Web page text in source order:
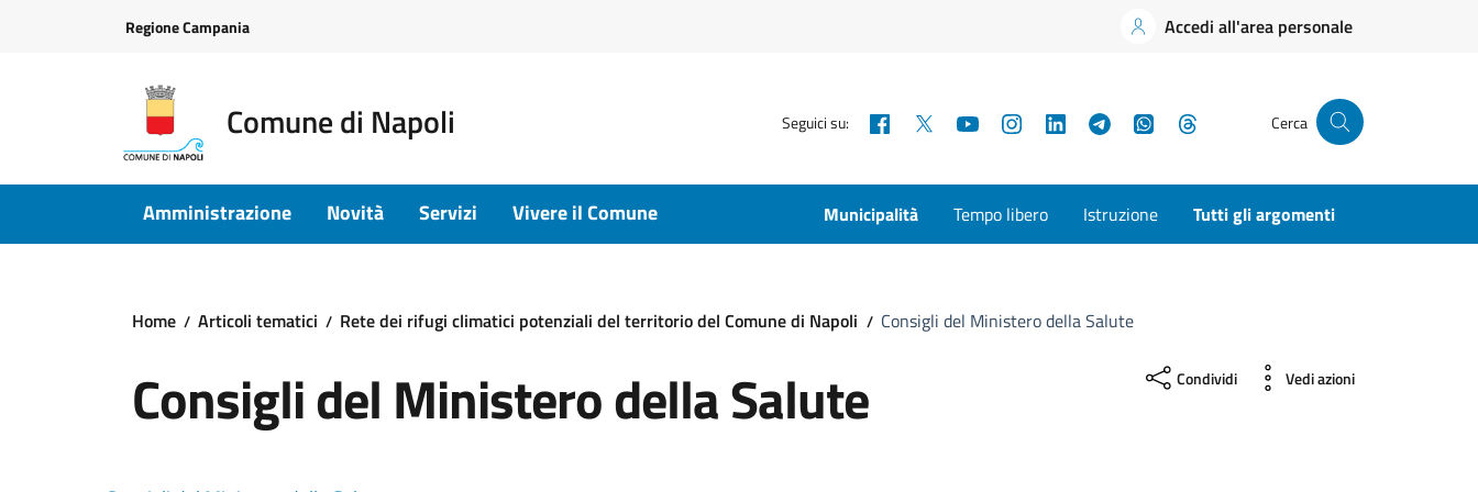
Regione Campania Accedi all'area personale
Comune di Napoli Seguici su: Facebook YouTubeInstagramLinkedInTelegramWhatsApp Cerca
Amministrazione Novità Servizi Vivere il Comune Municipalità Tempo libero Istruzione Tutti gli argomenti
Home Articoli tematici Rete dei rifugi climatici potenziali del territorio del Comune di Napoli Consigli del Ministero della Salute
Consigli del Ministero della Salute Condividi Vedi azioni